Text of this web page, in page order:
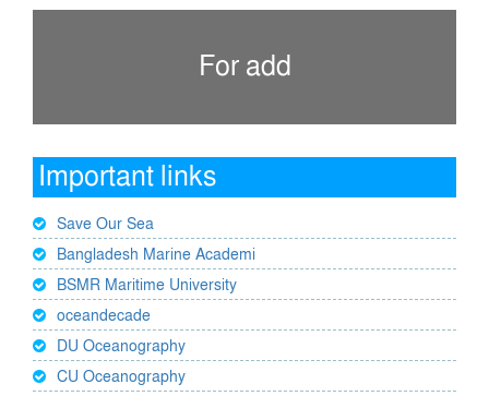
For add
Important links
Save Our Sea
Bangladesh Marine Academi
BSMR Maritime University
oceandecade
DU Oceanography
CU Oceanography